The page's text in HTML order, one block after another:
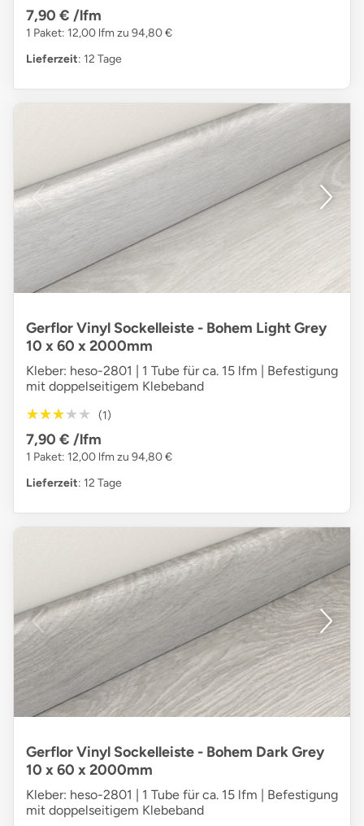
7,90 € /lfm
1 Paket: 12,00 lfm zu 94,80 €
Lieferzeit: 12 Tage
Gerflor Vinyl Sockelleiste - Bohem Light Grey
10 x 60 x 2000mm
Kleber: heso-2801 | 1 Tube für ca. 15 lfm | Befestigung
mit doppelseitigem Klebeband
★★★★★
★★★★★ (1)
7,90 € /lfm
1 Paket: 12,00 lfm zu 94,80 €
Lieferzeit: 12 Tage
Gerflor Vinyl Sockelleiste - Bohem Dark Grey
10 x 60 x 2000mm
Kleber: heso-2801 | 1 Tube für ca. 15 lfm | Befestigung
mit doppelseitigem Klebeband